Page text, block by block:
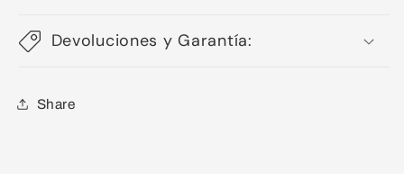
Devoluciones y Garantía:
Share